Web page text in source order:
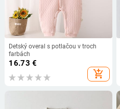
Detský overal s potlačou v troch
farbách
16.73 €
add_shopping_cart